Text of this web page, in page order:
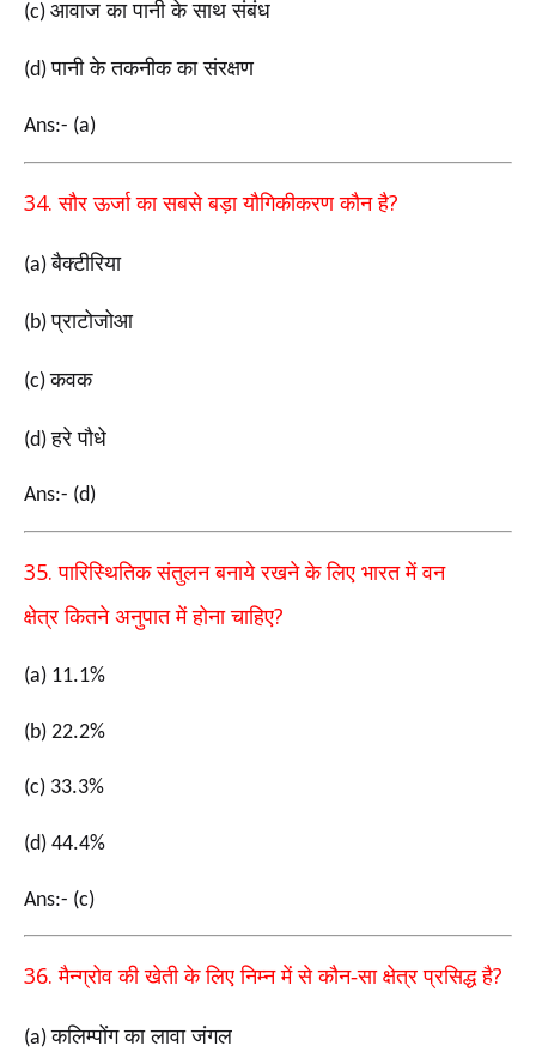
(c) आवाज का पानी के साथ संबंध
(d)पानी के तकनीक का संरक्षण
Ans:- (a)
34.सौर ऊर्जा का सबसे बड़ा यौगिकीकरण कौन है?
(a)बैक्टीरिया
(b)प्राटोजोआ
(c)कवक
(d)हरे पौधे
Ans:- (d)
35.पारिस्थितिक संतुलन बनाये रखने के लिए भारत में वन
क्षेत्र कितने अनुपात में होना चाहिए?
(a) 11.1%
(b) 22.2%
(c) 33.3%
(d) 44.4%
Ans:- (c)
36.मैन्ग्रोव की खेती के लिए निम्न में से कौन-सा क्षेत्र प्रसिद्ध है?
(a)कलिम्पोंग का लावा जंगल